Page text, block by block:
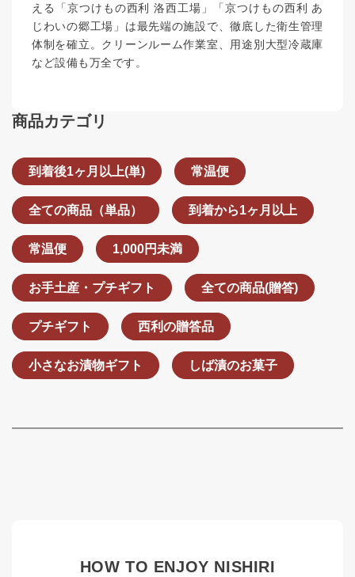
える「京つけもの西利 洛西工場」「京つけもの西利 あ
じわいの郷工場」は最先端の施設で、徹底した衛生管理
体制を確立。クリーンルーム作業室、用途別大型冷蔵庫
など設備も万全です。
商品カテゴリ
到着後1ヶ月以上(単) 常温便
全ての商品（単品） 到着から1ヶ月以上
常温便 1,000円未満
お手土産・プチギフト 全ての商品(贈答)
プチギフト 西利の贈答品
小さなお漬物ギフト しば漬のお菓子
HOW TO ENJOY NISHIRI